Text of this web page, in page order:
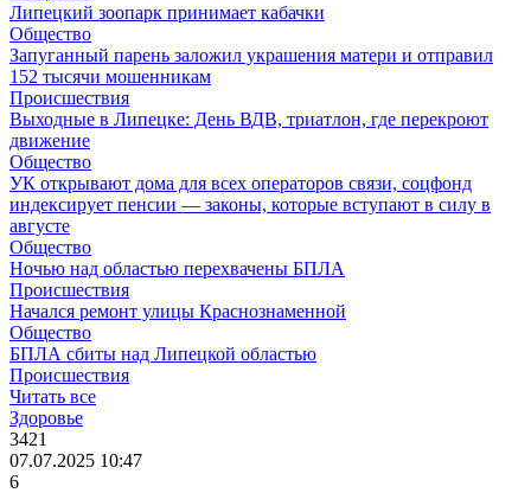
Липецкий зоопарк принимает кабачки
Общество
Запуганный парень заложил украшения матери и отправил
152 тысячи мошенникам
Происшествия
Выходные в Липецке: День ВДВ, триатлон, где перекроют
движение
Общество
УК открывают дома для всех операторов связи, соцфонд
индексирует пенсии — законы, которые вступают в силу в
августе
Общество
Ночью над областью перехвачены БПЛА
Происшествия
Начался ремонт улицы Краснознаменной
Общество
БПЛА сбиты над Липецкой областью
Происшествия
Читать все
Здоровье
3421
07.07.2025 10:47
6